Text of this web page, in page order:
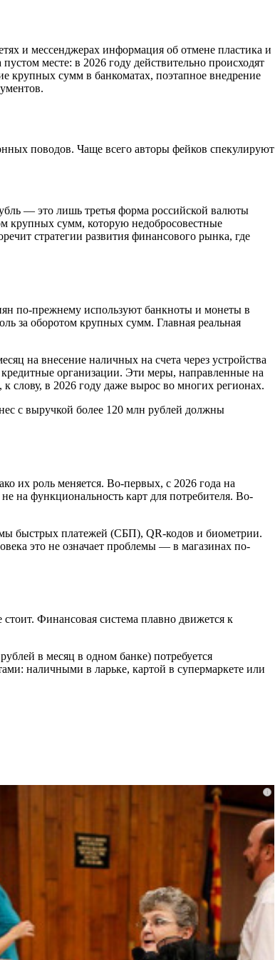
и мессенджерах информация об отмене пластика и
месте: в 2026 году действительно происходят
крупных сумм в банкоматах, поэтапное внедрение
поводов. Чаще всего авторы фейков спекулируют
— это лишь третья форма российской валюты
крупных сумм, которую недобросовестные
стратегии развития финансового рынка, где
по-прежнему используют банкноты и монеты в
за оборотом крупных сумм. Главная реальная
на внесение наличных на счета через устройства
организации. Эти меры, направленные на
слову, в 2026 году даже вырос во многих регионах.
с выручкой более 120 млн рублей должны
их роль меняется. Во-первых, с 2026 года на
на функциональность карт для потребителя. Во-
быстрых платежей (СБП), QR-кодов и биометрии.
это не означает проблемы — в магазинах по-
стоит. Финансовая система плавно движется к
в месяц в одном банке) потребуется
наличными в ларьке, картой в супермаркете или
i